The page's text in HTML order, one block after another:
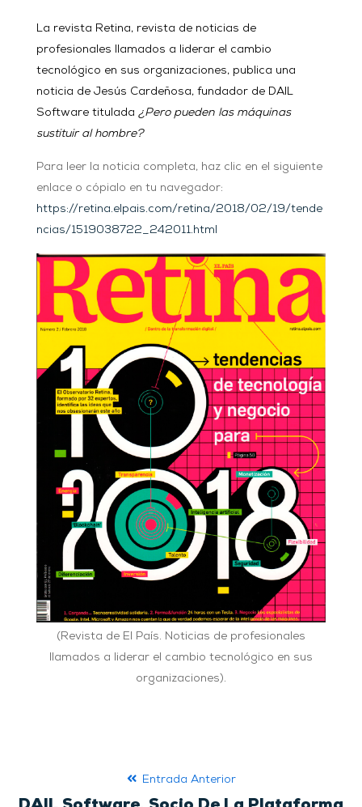
La revista Retina, revista de noticias de
profesionales llamados a liderar el cambio
tecnológico en sus organizaciones, publica una
noticia de Jesús Cardeñosa, fundador de DAIL
Software titulada ¿Pero pueden las máquinas
sustituir al hombre?
Para leer la noticia completa, haz clic en el siguiente
enlace o cópialo en tu navegador:
https://retina.elpais.com/retina/2018/02/19/tende
ncias/1519038722_242011.html
(Revista de El País. Noticias de profesionales
llamados a liderar el cambio tecnológico en sus
organizaciones).
Entrada Anterior